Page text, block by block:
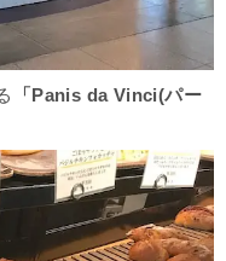
「Panis da Vinci(パー